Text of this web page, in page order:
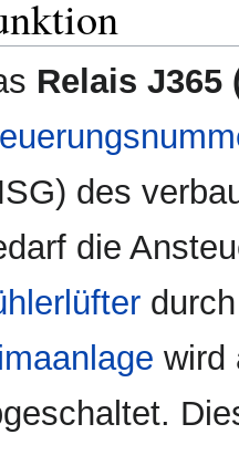
Relais
des
die
wird